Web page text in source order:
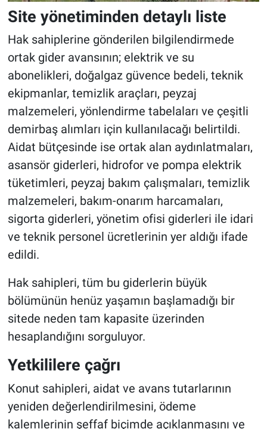
Site yönetiminden detaylı liste
Hak sahiplerine gönderilen bilgilendirmede
ortak gider avansının; elektrik ve su
abonelikleri, doğalgaz güvence bedeli, teknik
ekipmanlar, temizlik araçları, peyzaj
malzemeleri, yönlendirme tabelaları ve çeşitli
demirbaş alımları için kullanılacağı belirtildi.
Aidat bütçesinde ise ortak alan aydınlatmaları,
asansör giderleri, hidrofor ve pompa elektrik
tüketimleri, peyzaj bakım çalışmaları, temizlik
malzemeleri, bakım-onarım harcamaları,
sigorta giderleri, yönetim ofisi giderleri ile idari
ve teknik personel ücretlerinin yer aldığı ifade
edildi.
Hak sahipleri, tüm bu giderlerin büyük
bölümünün henüz yaşamın başlamadığı bir
sitede neden tam kapasite üzerinden
hesaplandığını sorguluyor.
Yetkililere çağrı
Konut sahipleri, aidat ve avans tutarlarının
yeniden değerlendirilmesini, ödeme
kalemlerinin şeffaf biçimde açıklanmasını ve